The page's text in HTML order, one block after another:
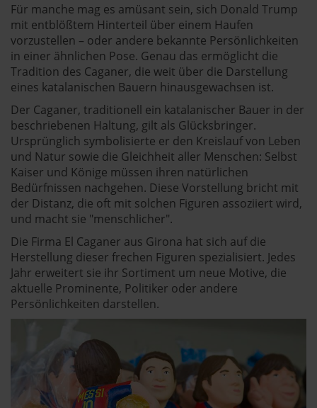
Für manche mag es amüsant sein, sich Donald Trump
mit entblößtem Hinterteil über einem Haufen
vorzustellen – oder andere bekannte Persönlichkeiten
in einer ähnlichen Pose. Genau das ermöglicht die
Tradition des Caganer, die weit über die Darstellung
eines katalanischen Bauern hinausgewachsen ist.
Der Caganer, traditionell ein katalanischer Bauer in der
beschriebenen Haltung, gilt als Glücksbringer.
Ursprünglich symbolisierte er den Kreislauf von Leben
und Natur sowie die Gleichheit aller Menschen: Selbst
Kaiser und Könige müssen ihren natürlichen
Bedürfnissen nachgehen. Diese Vorstellung bricht mit
der Distanz, die oft mit solchen Figuren assoziiert wird,
und macht sie "menschlicher".
Die Firma El Caganer aus Girona hat sich auf die
Herstellung dieser frechen Figuren spezialisiert. Jedes
Jahr erweitert sie ihr Sortiment um neue Motive, die
aktuelle Prominente, Politiker oder andere
Persönlichkeiten darstellen.